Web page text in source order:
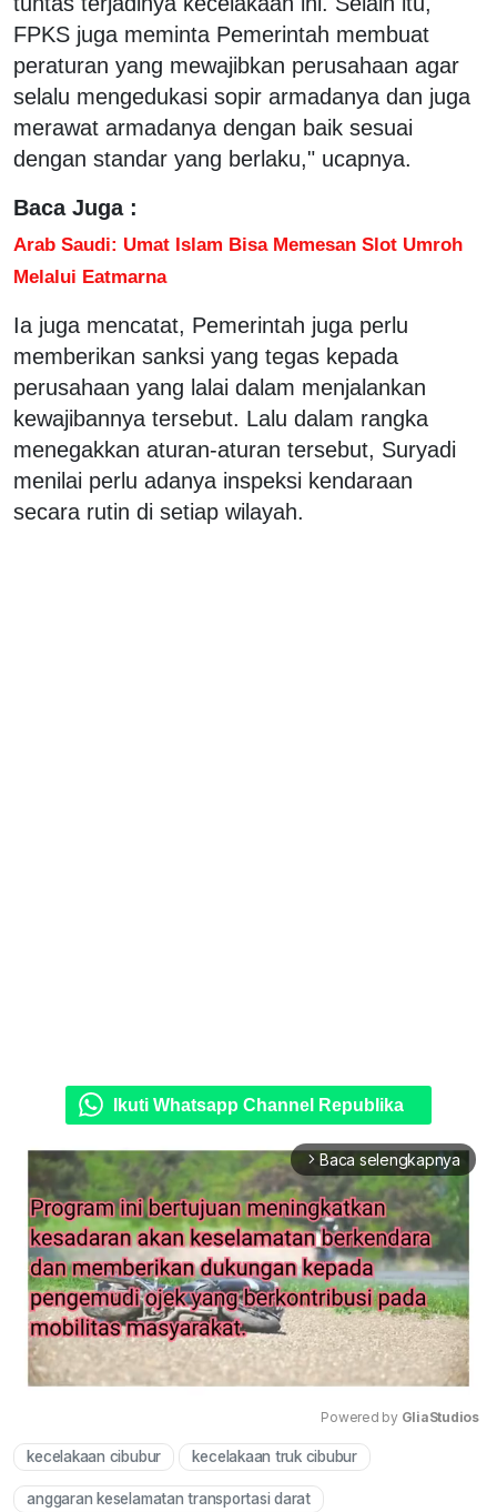
FPKS juga meminta Pemerintah membuat
peraturan yang mewajibkan perusahaan agar
selalu mengedukasi sopir armadanya dan juga
merawat armadanya dengan baik sesuai
dengan standar yang berlaku," ucapnya.
Baca Juga :
Arab Saudi: Umat Islam Bisa Memesan Slot Umroh
Melalui Eatmarna
Ia juga mencatat, Pemerintah juga perlu
memberikan sanksi yang tegas kepada
perusahaan yang lalai dalam menjalankan
kewajibannya tersebut. Lalu dalam rangka
menegakkan aturan-aturan tersebut, Suryadi
menilai perlu adanya inspeksi kendaraan
secara rutin di setiap wilayah.
Ikuti Whatsapp Channel Republika
arrow_forward_ios Baca selengkapnya
Powered by GliaStudios
kecelakaan cibubur kecelakaan truk cibubur
anggaran keselamatan transportasi darat